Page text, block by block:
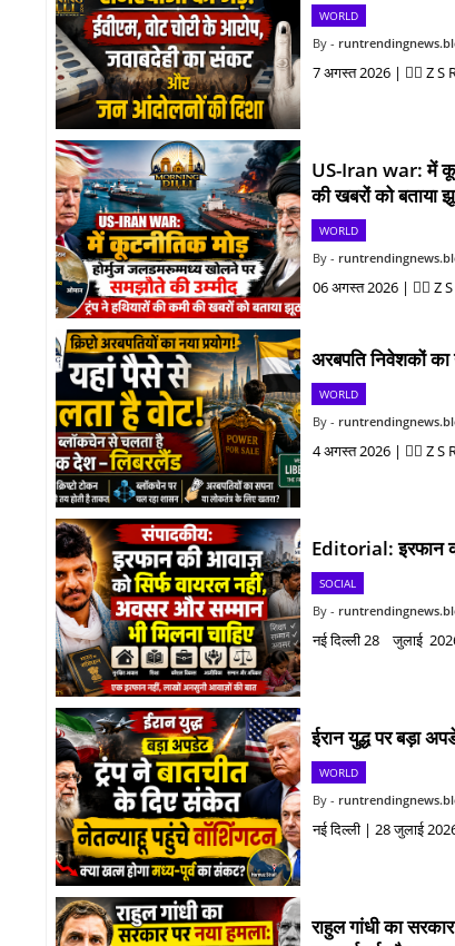
WORLD
7 अगस्त 2026 | ✍🏻 Z S
US-Iran war: में
की खबरों को बताया
WORLD
06 अगस्त 2026 | ✍🏻 Z S
अरबपति निवेशकों
WORLD
4 अगस्त 2026 | ✍🏻 Z S
Editorial: इरफान
SOCIAL
नई दिल्ली 28 जुलाई
ईरान युद्ध पर बड़ा
WORLD
नई दिल्ली | 28 जुलाई
राहुल गांधी का